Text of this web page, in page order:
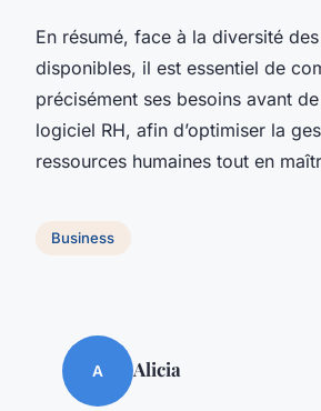
En résumé, face à la diversité
disponibles, il est essentiel de
précisément ses besoins avant
logiciel RH, afin d’optimiser la
ressources humaines tout en
Business
A Alicia